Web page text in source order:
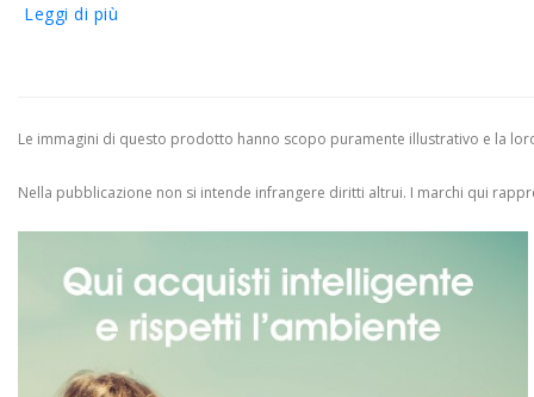
Leggi di più
Le immagini di questo prodotto hanno scopo puramente illustrativo e la
Nella pubblicazione non si intende infrangere diritti altrui. I marchi qui